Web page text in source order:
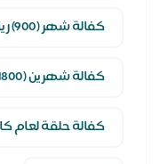
كفالة شهر (900) ريال
كفالة شهرين (1800)ريال
كفالة حلقة لعام كامل (9000) ريال